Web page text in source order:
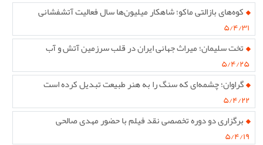
کوه‌های بازالتی ماکو؛ شاهکار میلیون‌ها سال فعالیت آتشفشانی
۵/۴/۳۱
تخت سلیمان؛ میراث جهانی ایران در قلب سرزمین آتش و آب
۵/۴/۲۵
گراوان؛ چشمه‌ای که سنگ را به هنر طبیعت تبدیل کرده است
۵/۴/۲۲
برگزاری دو دوره تخصصی نقد فیلم با حضور مهدی صالحی
۵/۴/۱۹